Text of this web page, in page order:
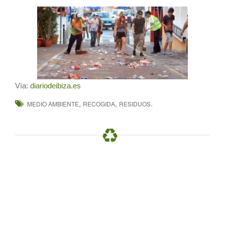
Vía: diariodeibiza.es
MEDIO AMBIENTE, RECOGIDA, RESIDUOS.